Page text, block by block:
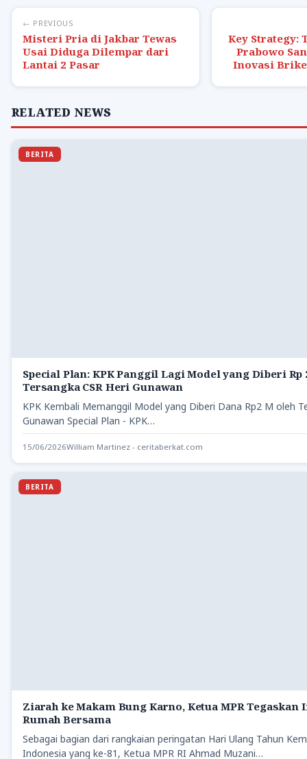
← PREVIOUS
Misteri Pria di Jakbar Tewas
Usai Diduga Dilempar dari
Lantai 2 Pasar
Key Strategy:
Prabowo
Inovasi
RELATED NEWS
BERITA
Special Plan: KPK Panggil Lagi Model yang Diberi Rp
Tersangka CSR Heri Gunawan
KPK Kembali Memanggil Model yang Diberi Dana Rp2 M oleh
Gunawan Special Plan - KPK…
15/06/2026William Martinez - ceritaberkat.com
BERITA
Ziarah ke Makam Bung Karno, Ketua MPR Tegaskan
Rumah Bersama
Sebagai bagian dari rangkaian peringatan Hari Ulang Tahun
Indonesia yang ke-81, Ketua MPR RI Ahmad Muzani…